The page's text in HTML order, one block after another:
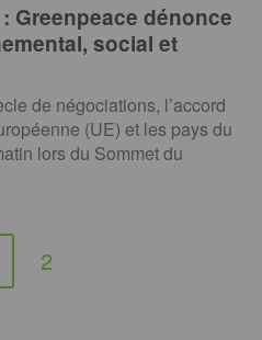
Greenpeace dénonce
social et
de négociations, l’accord
(UE) et les pays du
lors du Sommet du
2